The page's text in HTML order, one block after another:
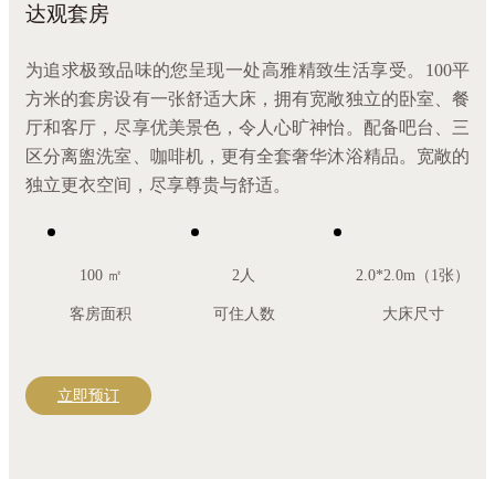
达观套房
为追求极致品味的您呈现一处高雅精致生活享受。100平
方米的套房设有一张舒适大床，拥有宽敞独立的卧室、餐
厅和客厅，尽享优美景色，令人心旷神怡。配备吧台、三
区分离盥洗室、咖啡机，更有全套奢华沐浴精品。宽敞的
独立更衣空间，尽享尊贵与舒适。
100 ㎡
客房面积
2人
可住人数
2.0*2.0m（1张）
大床尺寸
立即预订